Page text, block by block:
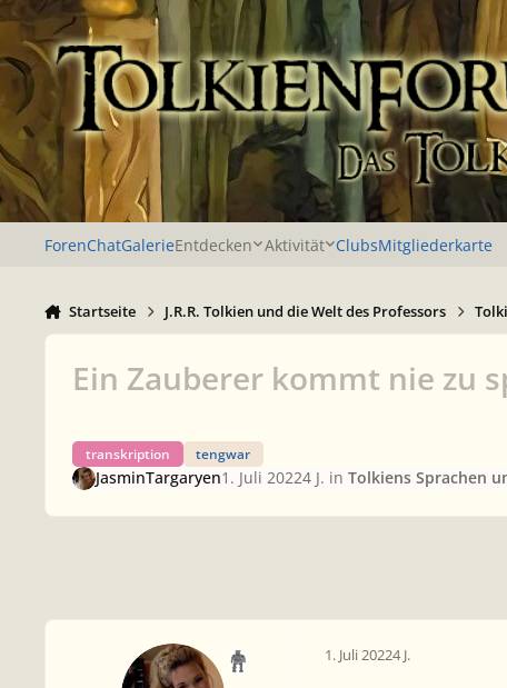
Zu Inhalt springen
ForenChatGalerieEntdecken Aktivität ClubsMitgliederkarte
Startseite J.R.R. Tolkien und die Welt des Professors
Ein Zauberer kommt nie zu
transkription tengwar
JasminTargaryen1. Juli 20224 J. in Tolkiens Sprachen
1. Juli 20224 J.